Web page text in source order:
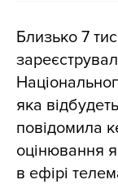
Близько 7
яка
повідомила
оцінювання
в ефірі